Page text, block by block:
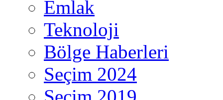
Emlak
Teknoloji
Bölge Haberleri
Seçim 2024